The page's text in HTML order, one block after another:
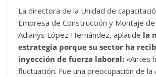
La directora de la Unidad de
Empresa de Construcción y Montaje de
Adianys López Hernández, aplaude la
estrategia porque su sector ha
inyección de fuerza laboral:
fluctuación. Fue una preocupación de la